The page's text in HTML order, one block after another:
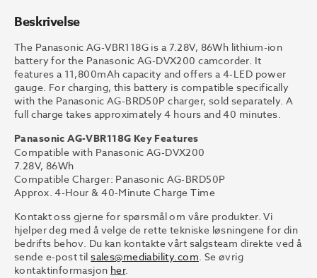
Beskrivelse
The Panasonic AG-VBR118G is a 7.28V, 86Wh lithium-ion
battery for the Panasonic AG-DVX200 camcorder. It
features a 11,800mAh capacity and offers a 4-LED power
gauge. For charging, this battery is compatible specifically
with the Panasonic AG-BRD50P charger, sold separately. A
full charge takes approximately 4 hours and 40 minutes.
Panasonic AG-VBR118G Key Features
Compatible with Panasonic AG-DVX200
7.28V, 86Wh
Compatible Charger: Panasonic AG-BRD50P
Approx. 4-Hour & 40-Minute Charge Time
Kontakt oss gjerne for spørsmål om våre produkter. Vi
hjelper deg med å velge de rette tekniske løsningene for din
bedrifts behov. Du kan kontakte vårt salgsteam direkte ved å
sende e-post tilsales@mediability.com. Se øvrig
kontaktinformasjon her.